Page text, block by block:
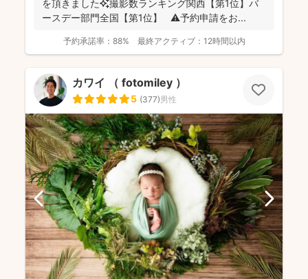
を頂きました✨撮影数ランキング関西【第1位】バ
ースデー部門全国【第1位】 ⚠️予約申請をお...
予約承諾率： 88% 最終アクティブ： 12時間以内
カワイ （ fotomiley ）
5 (377)男性